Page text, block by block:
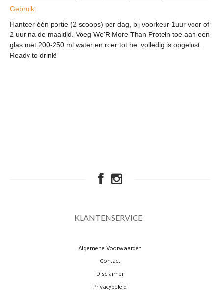
Gebruik:
Hanteer één portie (2 scoops) per dag, bij voorkeur 1uur voor of
2 uur na de maaltijd. Voeg We’R More Than Protein toe aan een
glas met 200-250 ml water en roer tot het volledig is opgelost.
Ready to drink!
KLANTENSERVICE
Algemene Voorwaarden
Contact
Disclaimer
Privacybeleid